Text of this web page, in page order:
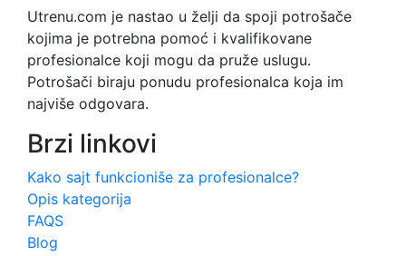
Utrenu.com je nastao u želji da spoji potrošače
kojima je potrebna pomoć i kvalifikovane
profesionalce koji mogu da pruže uslugu.
Potrošači biraju ponudu profesionalca koja im
najviše odgovara.
Brzi linkovi
Kako sajt funkcioniše za profesionalce?
Opis kategorija
FAQS
Blog